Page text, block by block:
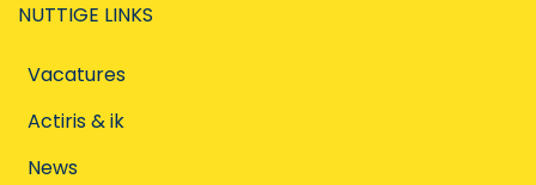
NUTTIGE LINKS
Vacatures
Actiris & ik
News